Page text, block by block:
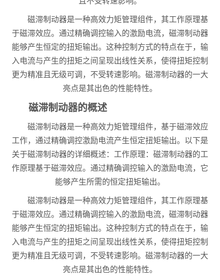
磁滞制动器是一种高效力矩管理组件，其工作原理基
于磁滞效应。通过精确调控输入的激励电流，磁滞制动器
能够产生恒定的扭矩输出。这种控制方式的特点在于，输
入电流与产生的扭矩之间呈现出线性关系，使得扭矩控制
更为精准且无级可调，不受转速影响。磁滞制动器的一大
亮点是其出色的性能特性。
磁滞制动器的概述
磁滞制动器是一种高效力矩管理组件，基于磁滞效应
工作，通过精确调控激励电流产生恒定扭矩输出。以下是
关于磁滞制动器的详细概述：工作原理：磁滞制动器的工
作原理基于磁滞效应。通过精确调控输入的激励电流，它
能够产生所需的恒定扭矩输出。
磁滞制动器是一种高效力矩管理组件，其工作原理基
于磁滞效应。通过精确调控输入的激励电流，磁滞制动器
能够产生恒定的扭矩输出。这种控制方式的特点在于，输
入电流与产生的扭矩之间呈现出线性关系，使得扭矩控制
更为精准且无级可调，不受转速影响。磁滞制动器的一大
亮点是其出色的性能特性。